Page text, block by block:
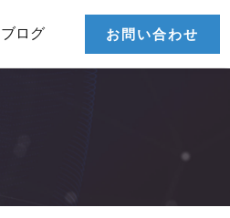
ブログ お問い合わせ